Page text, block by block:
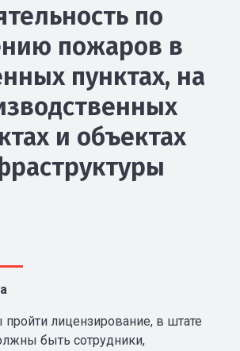
по
пожаров в
пунктах, на
и объектах
пройти лицензирование, в штате
быть сотрудники,